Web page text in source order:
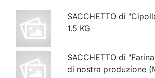
SACCHETTO di
1.5 KG
SACCHETTO di
di nostra produzione